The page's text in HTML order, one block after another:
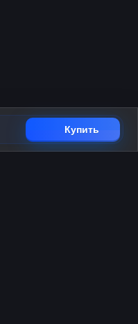
Купить